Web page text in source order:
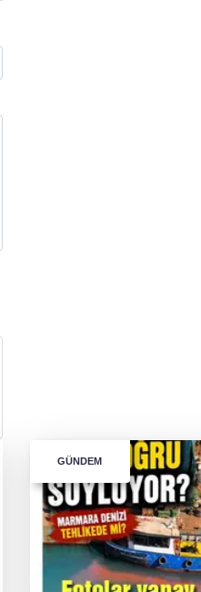
GÜNDEM